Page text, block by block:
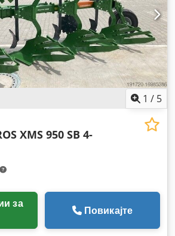
1 / 5
XMS 950 SB 4-
Повикајте